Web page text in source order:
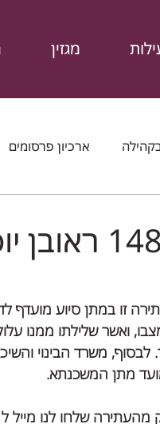
מגזין
ארכיון פרסומים
והשיכון
זו במתן סיוע מועדף
ואשר שלילתו ממנו
לבסוף, משרד הבינוי
מתן המשכנתא.
שלחו לנו מייל ל